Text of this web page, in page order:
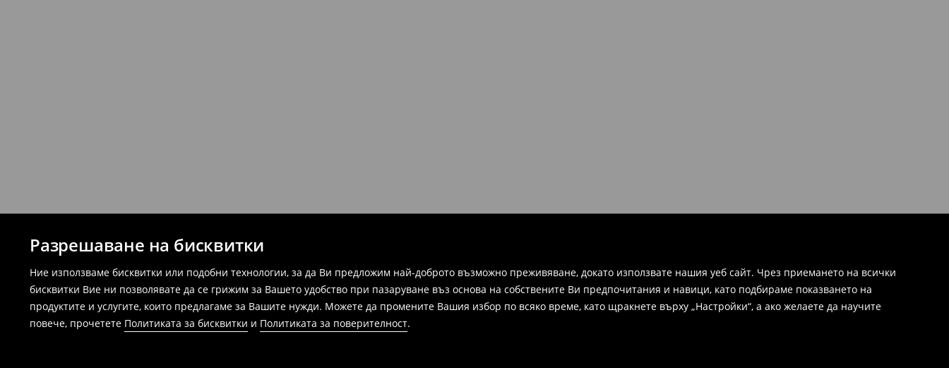
Разрешаване на бисквитки
Ние използваме бисквитки или подобни технологии, за да Ви предложим най-доброто възможно преживяване, докато използвате нашия уеб сайт. Чрез приемането на всички
бисквитки Вие ни позволявате да се грижим за Вашето удобство при пазаруване въз основа на собствените Ви предпочитания и навици, като подбираме показването на
продуктите и услугите, които предлагаме за Вашите нужди. Можете да промените Вашия избор по всяко време, като щракнете върху „Настройки“, а ако желаете да научите
повече, прочетете Политиката за бисквитки и Политиката за поверителност.